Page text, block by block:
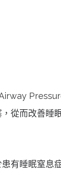
從而改善睡
有睡眠窒息